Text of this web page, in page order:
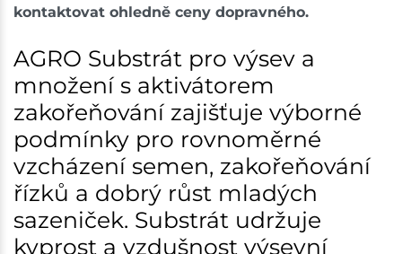
kontaktovat ohledně ceny dopravného.
AGRO Substrát pro výsev a
množení s aktivátorem
zakořeňování zajišťuje výborné
podmínky pro rovnoměrné
vzcházení semen, zakořeňování
řízků a dobrý růst mladých
sazeniček. Substrát udržuje
kyprost a vzdušnost výsevní